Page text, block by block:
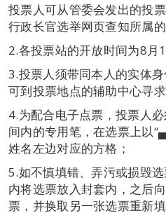
投票人可从管委会发出的投
行政长官选举网页查知所属
2.各投票站的开放时间为8月
3.投票人须带同本人的实体
可到投票地点的辅助中心寻求
4.为配合电子点票，投票人
间内的专用笔，在选票上以
姓名左边对应的方格；
5.如不慎填错、弄污或损毁
内将选票放入封套内，之后
票，并换取另一张选票重新填